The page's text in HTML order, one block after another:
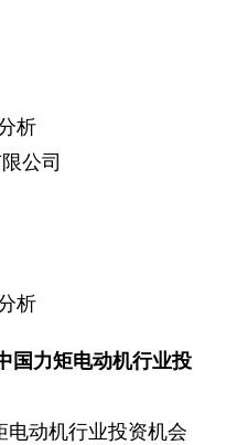
析
公司
析
国力矩电动机行业投
电动机行业投资机会